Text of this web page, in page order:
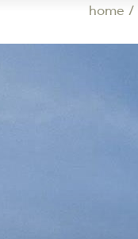
home